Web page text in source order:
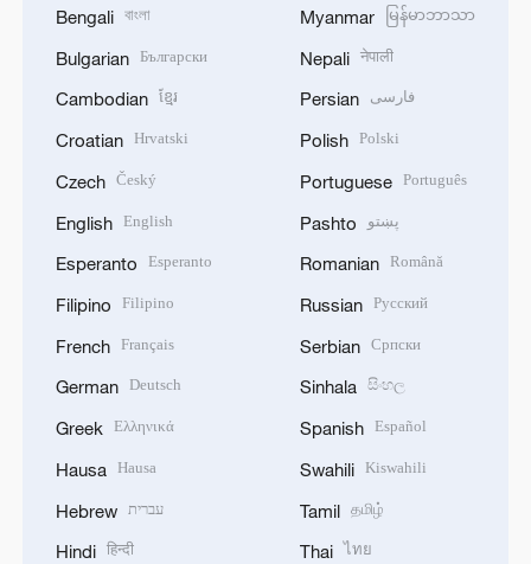
Bengali বাংলা
Bulgarian Български
Cambodian ខ្មែរ
Croatian Hrvatski
Czech Český
English English
Esperanto Esperanto
Filipino Filipino
French Français
German Deutsch
Greek Ελληνικά
Hausa Hausa
Hebrew עברית
Hindi हिन्दी
Myanmar မြန်မာဘာသာ
Nepali नेपाली
Persian فارسی
Polish Polski
Portuguese Português
Pashto پښتو
Romanian Română
Russian Русский
Serbian Српски
Sinhala සිංහල
Spanish Español
Swahili Kiswahili
Tamil தமிழ்
Thai ไทย